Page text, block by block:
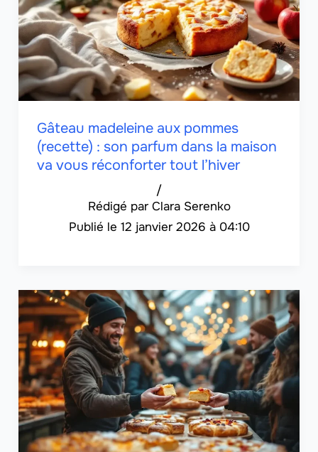
Gâteau madeleine aux pommes
(recette) : son parfum dans la maison
va vous réconforter tout l’hiver
Clara Serenko
/
12 janvier 2026 à 04:10